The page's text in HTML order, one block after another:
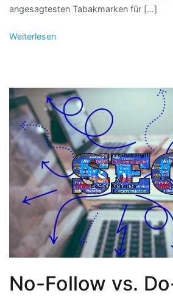
angesagtesten Tabakmarken für […]
Weiterlesen
No-Follow vs.